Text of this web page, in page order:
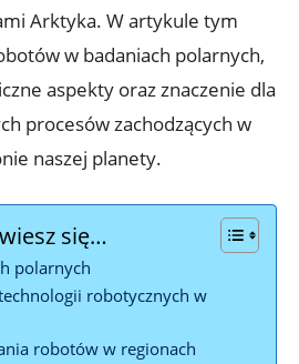
Arktyka. W artykule tym
w⁤ badaniach polarnych,
aspekty oraz znaczenie dla
procesów zachodzących w
naszej⁣ planety.
się…
polarnych
‌robotycznych w
robotów w regionach⁣